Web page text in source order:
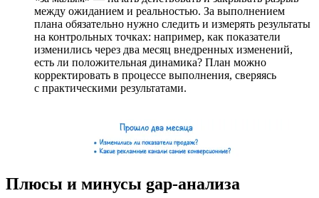
между ожиданием и реальностью. За выполнением
плана обязательно нужно следить и измерять результаты
на контрольных точках: например, как показатели
изменились через два месяц внедренных изменений,
есть ли положительная динамика? План можно
корректировать в процессе выполнения, сверяясь
с практическими результатами.
Плюсы и минусы gap-анализа